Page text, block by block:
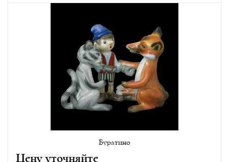
Буратино
Цену уточняйте